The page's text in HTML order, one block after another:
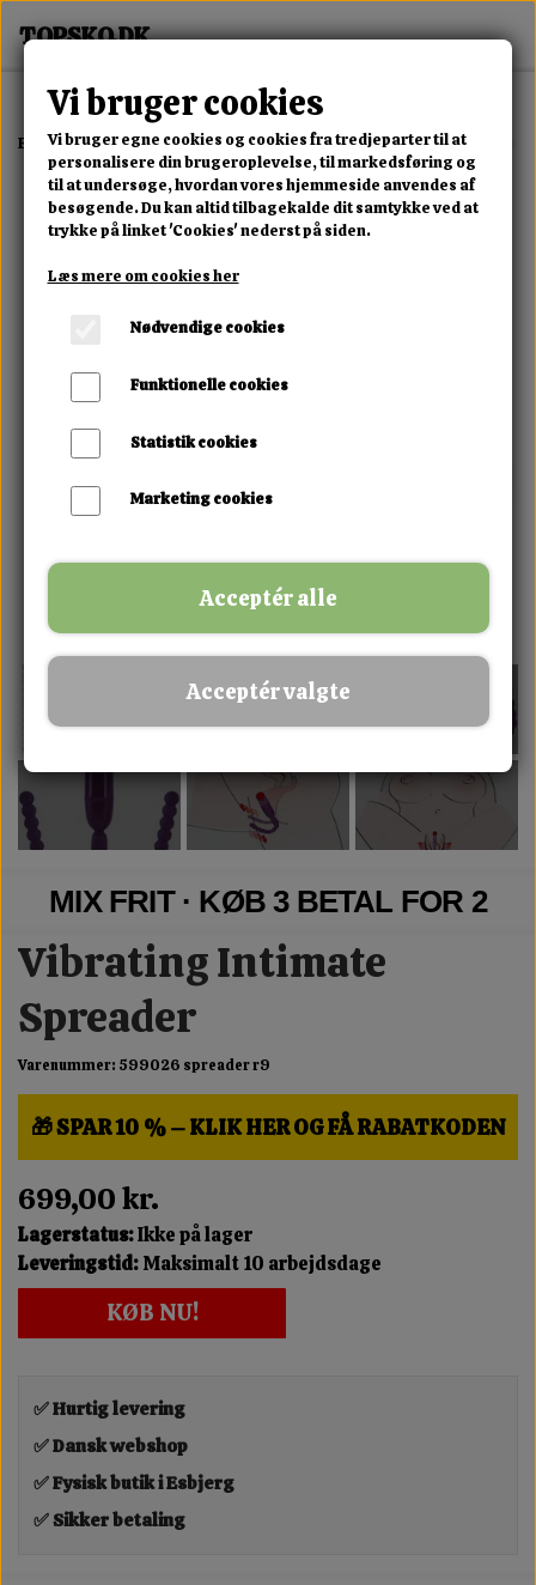
Forside Erotisk Kollektion Alle Produkter Vibrating Intimate
MIX FRIT · KØB 3 BETAL FOR 2
Vibrating Intimate
Spreader
Varenummer: 599026 spreader r9
🎁 SPAR 10 % – KLIK HER OG FÅ RABATKODEN
699,00 kr.
Lagerstatus:Ikke på lager
Leveringstid:Maksimalt 10 arbejdsdage
KØB NU!
✅ Hurtig levering
✅ Dansk webshop
✅ Fysisk butik i Esbjerg
✅ Sikker betaling
Vi bruger cookies
Vi bruger egne cookies og cookies fra tredjeparter til at
personalisere din brugeroplevelse, til markedsføring og
til at undersøge, hvordan vores hjemmeside anvendes af
besøgende. Du kan altid tilbagekalde dit samtykke ved at
trykke på linket 'Cookies' nederst på siden.
Læs mere om cookies her
Nødvendige cookies
Funktionelle cookies
Statistik cookies
Marketing cookies
Acceptér alle
Acceptér valgte